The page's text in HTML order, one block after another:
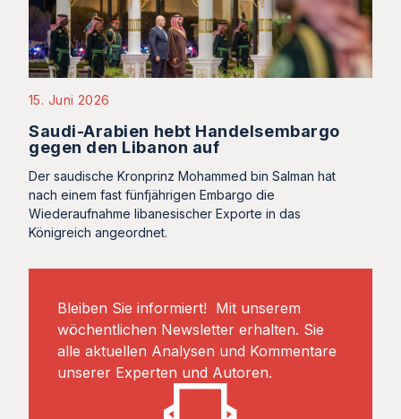
15. Juni 2026
Saudi-Arabien hebt Handelsembargo
gegen den Libanon auf
Der saudische Kronprinz Mohammed bin Salman hat
nach einem fast fünfjährigen Embargo die
Wiederaufnahme libanesischer Exporte in das
Königreich angeordnet.
Bleiben Sie informiert! Mit unserem
wöchentlichen Newsletter erhalten. Sie
alle aktuellen Analysen und Kommentare
unserer Experten und Autoren.